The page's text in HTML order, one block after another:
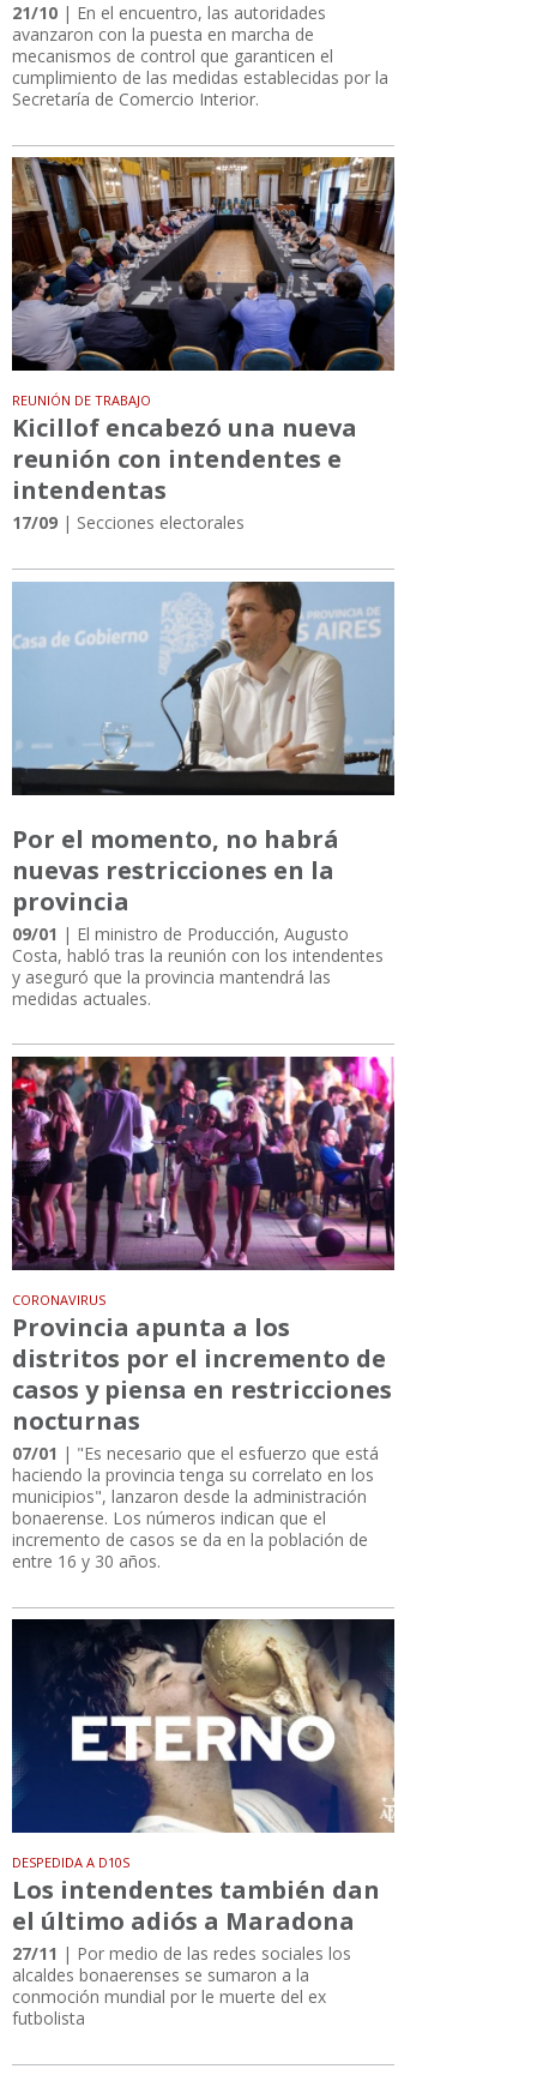
21/10 | En el encuentro, las autoridades
avanzaron con la puesta en marcha de
mecanismos de control que garanticen el
cumplimiento de las medidas establecidas por la
Secretaría de Comercio Interior.
REUNIÓN DE TRABAJO
Kicillof encabezó una nueva
reunión con intendentes e
intendentas
17/09 | Secciones electorales
Por el momento, no habrá
nuevas restricciones en la
provincia
09/01 | El ministro de Producción, Augusto
Costa, habló tras la reunión con los intendentes
y aseguró que la provincia mantendrá las
medidas actuales.
CORONAVIRUS
Provincia apunta a los
distritos por el incremento de
casos y piensa en restricciones
nocturnas
07/01 | "Es necesario que el esfuerzo que está
haciendo la provincia tenga su correlato en los
municipios", lanzaron desde la administración
bonaerense. Los números indican que el
incremento de casos se da en la población de
entre 16 y 30 años.
DESPEDIDA A D10S
Los intendentes también dan
el último adiós a Maradona
27/11 | Por medio de las redes sociales los
alcaldes bonaerenses se sumaron a la
conmoción mundial por le muerte del ex
futbolista